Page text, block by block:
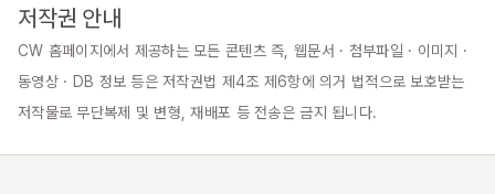
저작권 안내
CW 홈페이지에서 제공하는 모든 콘텐츠 즉, 웹문서 · 첨부파일 · 이미지 ·
동영상 · DB 정보 등은 저작권법 제4조 제6항에 의거 법적으로 보호받는
저작물로 무단복제 및 변형, 재배포 등 전송은 금지 됩니다.